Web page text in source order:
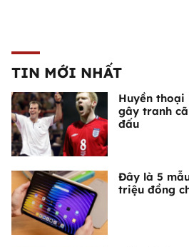
TIN MỚI NHẤT
Huyền thoại
gây tranh
đấu
Đây là 5
triệu đồng